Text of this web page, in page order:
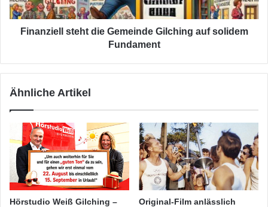
Fundament
Finanziell steht die Gemeinde Gilching auf solidem
Fundament
Ähnliche Artikel
Hörstudio Weiß Gilching –
Original-Film anlässlich